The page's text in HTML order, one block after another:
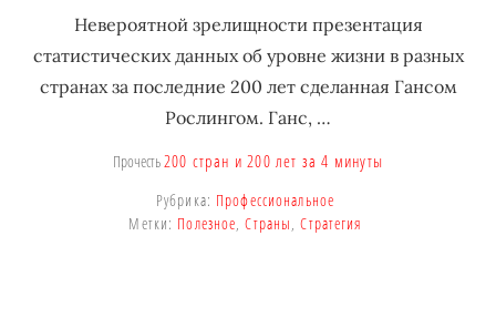
Невероятной зрелищности презентация
статистических данных об уровне жизни в разных
странах за последние 200 лет сделанная Гансом
Рослингом. Ганс, …
Прочесть 200 стран и 200 лет за 4 минуты
Рубрика: Профессиональное
Метки: Полезное ,Страны ,Стратегия